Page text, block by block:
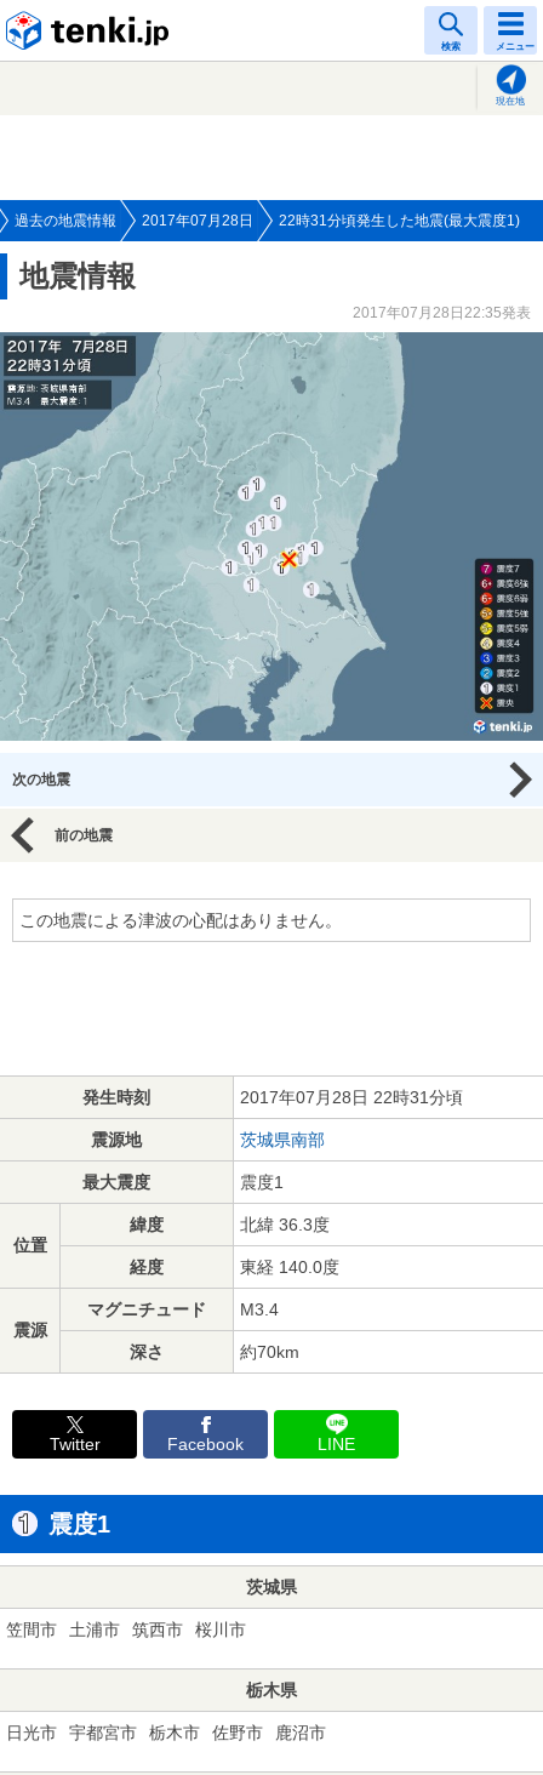
検索 メニュー
現在地
過去の地震情報 2017年07月28日 22時31分頃発生した地震(最大震度1)
地震情報
2017年07月28日22:35発表
次の地震
前の地震
この地震による津波の心配はありません。
発生時刻 2017年07月28日 22時31分頃
震源地 茨城県南部
最大震度 震度1
位置
緯度 北緯 36.3度
経度 東経 140.0度
震源
マグニチュード M3.4
深さ 約70km
Twitter Facebook LINE
震度1
茨城県
笠間市 土浦市 筑西市 桜川市
栃木県
日光市 宇都宮市 栃木市 佐野市 鹿沼市